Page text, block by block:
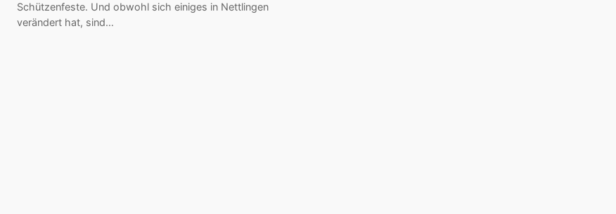
Schützenfeste. Und obwohl sich einiges in Nettlingen
verändert hat, sind…